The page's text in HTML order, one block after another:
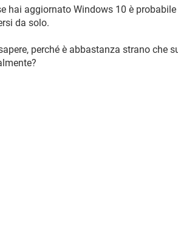
hai aggiornato Windows 10 è
da solo.
perché è abbastanza strano che